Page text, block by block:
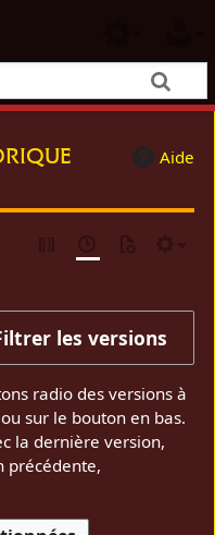
Aide
les versions
radio des versions à
sur le bouton en bas.
la dernière version,
précédente,